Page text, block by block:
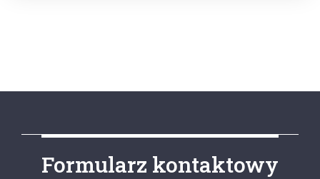
Formularz kontaktowy